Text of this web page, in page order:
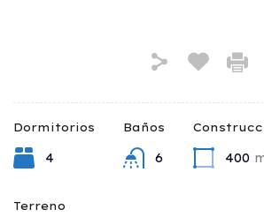
Dormitorios
4
Baños
6 400
Terreno